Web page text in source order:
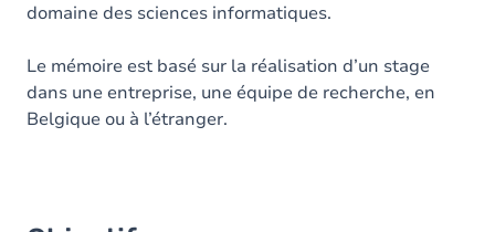
domaine des sciences informatiques.
Le mémoire est basé sur la réalisation d’un stage
dans une entreprise, une équipe de recherche, en
Belgique ou à l’étranger.